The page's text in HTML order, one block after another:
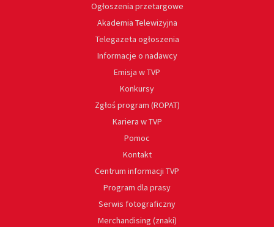
Ogłoszenia przetargowe
Akademia Telewizyjna
Telegazeta ogłoszenia
Informacje o nadawcy
Emisja w TVP
Konkursy
Zgłoś program (ROPAT)
Kariera w TVP
Pomoc
Kontakt
Centrum informacji TVP
Program dla prasy
Serwis fotograficzny
Merchandising (znaki)